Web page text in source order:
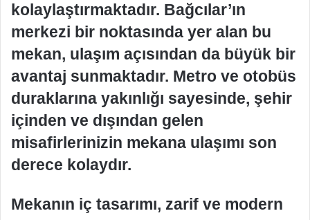
kolaylaştırmaktadır. Bağcılar’ın
merkezi bir noktasında yer alan bu
mekan, ulaşım açısından da büyük bir
avantaj sunmaktadır. Metro ve otobüs
duraklarına yakınlığı sayesinde, şehir
içinden ve dışından gelen
misafirlerinizin mekana ulaşımı son
derece kolaydır.
Mekanın iç tasarımı, zarif ve modern